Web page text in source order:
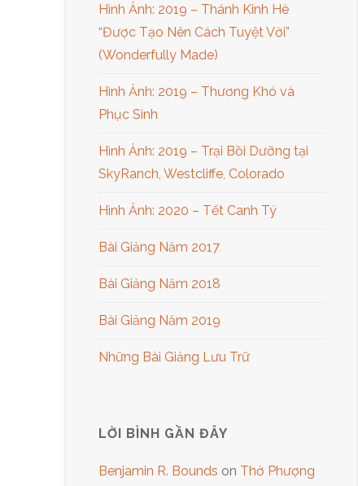
Hình Ảnh: 2019 – Thánh Kinh Hè
“Được Tạo Nên Cách Tuyệt Vời”
(Wonderfully Made)
Hình Ảnh: 2019 – Thương Khó và
Phục Sinh
Hình Ảnh: 2019 – Trại Bồi Dưỡng tại
SkyRanch, Westcliffe, Colorado
Hình Ảnh: 2020 – Tết Canh Tý
Bài Giảng Năm 2017
Bài Giảng Năm 2018
Bài Giảng Năm 2019
Những Bài Giảng Lưu Trữ
LỜI BÌNH GẦN ĐÂY
Benjamin R. Bounds on Thờ Phượng